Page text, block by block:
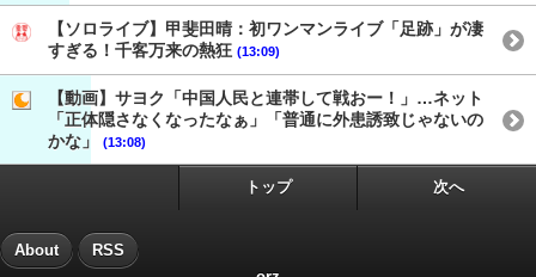
【ソロライブ】甲斐田晴：初ワンマンライブ「足跡」が凄
すぎる！千客万来の熱狂 (13:09)
【動画】サヨク「中国人民と連帯して戦おー！」…ネット
「正体隠さなくなったなぁ」「普通に外患誘致じゃないの
かな」
(13:08)
トップ 次へ
About RSS